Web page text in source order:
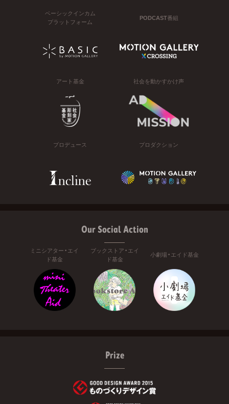
ベーシックインカム
プラットフォーム
PODCAST番組
アート基金 社会を動かすかけ声
プロデュース プロダクション
Our Social Action
ミニシアター・エイ
ド基金
ブックストア・エイ
ド基金
小劇場・エイド基金
Prize